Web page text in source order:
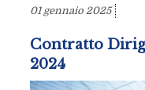
01 gennaio 2025
Contratto
2024